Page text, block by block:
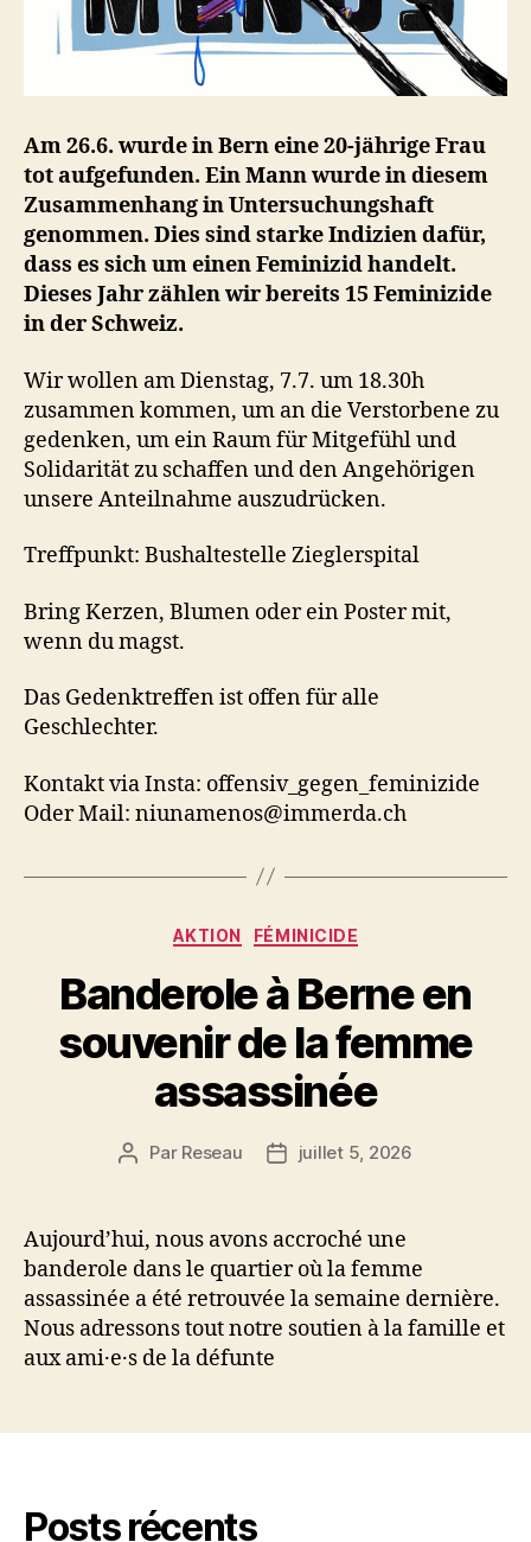
Am 26.6. wurde in Bern eine 20-jährige Frau
tot aufgefunden. Ein Mann wurde in diesem
Zusammenhang in Untersuchungshaft
genommen. Dies sind starke Indizien dafür,
dass es sich um einen Feminizid handelt.
Dieses Jahr zählen wir bereits 15 Feminizide
in der Schweiz.
Wir wollen am Dienstag, 7.7. um 18.30h
zusammen kommen, um an die Verstorbene zu
gedenken, um ein Raum für Mitgefühl und
Solidarität zu schaffen und den Angehörigen
unsere Anteilnahme auszudrücken.
Treffpunkt: Bushaltestelle Zieglerspital
Bring Kerzen, Blumen oder ein Poster mit,
wenn du magst.
Das Gedenktreffen ist offen für alle
Geschlechter.
Kontakt via Insta: offensiv_gegen_feminizide
Oder Mail: niunamenos@immerda.ch
Catégories
AKTION FÉMINICIDE
Banderole à Berne en
souvenir de la femme
assassinée
Auteur
Par Reseau
Datejuillet 5, 2026
Aujourd’hui, nous avons accroché une
banderole dans le quartier où la femme
assassinée a été retrouvée la semaine dernière.
Nous adressons tout notre soutien à la famille et
aux ami·e·s de la défunte
Posts récents